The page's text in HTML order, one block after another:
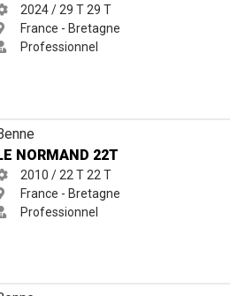
2024 / 29 T29 T
France - Bretagne
Professionnel
NORMAND 22T
2010 / 22 T 22 T
France - Bretagne
Professionnel